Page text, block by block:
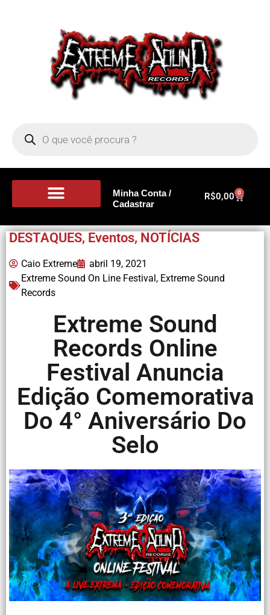
Minha Conta /
Cadastrar
R$0,00 0
DESTAQUES, Eventos, NOTÍCIAS
Caio Extreme
abril 19, 2021
Extreme Sound On Line Festival, Extreme Sound
Records
Extreme Sound
Records Online
Festival Anuncia
Edição Comemorativa
Do 4° Aniversário Do
Selo